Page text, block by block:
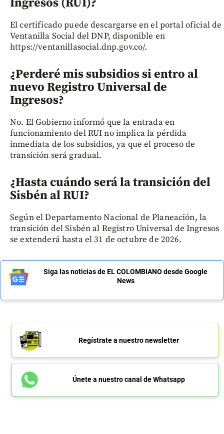
Ingresos (RUI)?
El certificado puede descargarse en el portal oficial de
Ventanilla Social del DNP, disponible en
https://ventanillasocial.dnp.gov.co/.
¿Perderé mis subsidios si entro al
nuevo Registro Universal de
Ingresos?
No. El Gobierno informó que la entrada en
funcionamiento del RUI no implica la pérdida
inmediata de los subsidios, ya que el proceso de
transición será gradual.
¿Hasta cuándo será la transición del
Sisbén al RUI?
Según el Departamento Nacional de Planeación, la
transición del Sisbén al Registro Universal de Ingresos
se extenderá hasta el 31 de octubre de 2026.
Siga las noticias de EL COLOMBIANO desde Google
News
Regístrate a nuestro newsletter
Únete a nuestro canal de Whatsapp